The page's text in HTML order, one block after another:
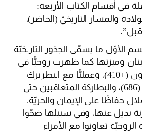
في أقسام الكتاب الأربعة:
والمسار التاريخيّ (الحاضر)،
الأوّل ما يسمّى الجذور التاريخيّة
وميزتها كما ظهرت روحيًّا في
سيرة القدّيس مارون (+410)، وعمليًّا مع البطريرك
الأوّل يوحنّا مارون (686)، والبطاركة المتعاقبين حتى
حفاظًا على الإيمان والحريّة.
بديل عنها، وفي سبيلها ضحّوا
تعاونوا مع الأمراء